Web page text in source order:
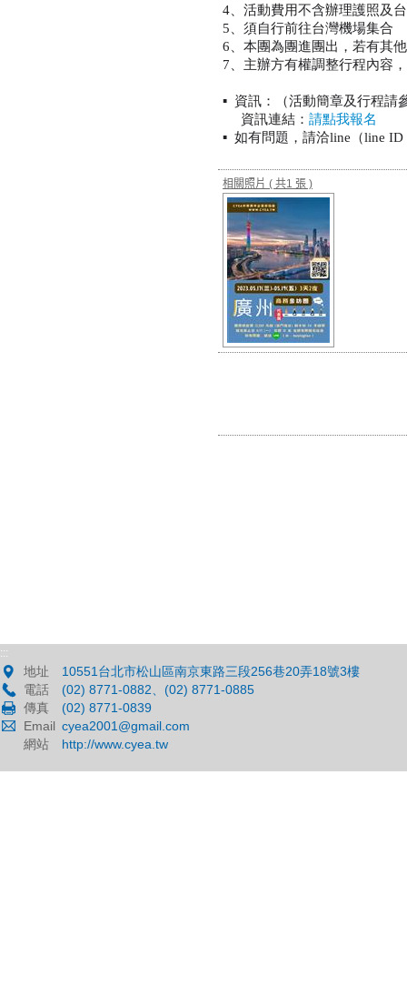
4、活動費用不含辦理護照及
5、須自行前往台灣機場集合
6、本團為團進團出，若有其
7、主辦方有權調整行程內容
▪️ 資訊：（活動簡章及行程請
資訊連結： 請點我報名
▪️ 如有問題，請洽line（line
相關照片 ( 共1 張 )
:::
地址
10551台北市松山區南京東路三段256巷20弄18號3樓
電話
(02) 8771-0882、(02) 8771-0885
傳真
(02) 8771-0839
Email cyea2001@gmail.com
網站
http://www.cyea.tw